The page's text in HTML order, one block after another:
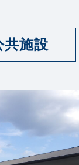
共施設